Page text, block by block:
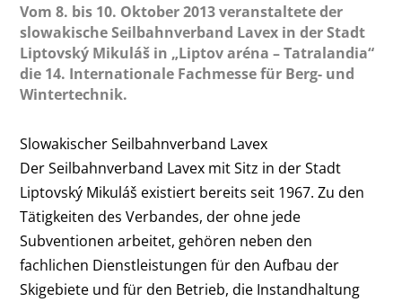
Vom 8. bis 10. Oktober 2013 veranstaltete der
slowakische Seilbahnverband Lavex in der Stadt
Liptovský Mikuláš in „Liptov aréna – Tatralandia“
die 14. Internationale Fachmesse für Berg- und
Wintertechnik.
Slowakischer Seilbahnverband Lavex
Der Seilbahnverband Lavex mit Sitz in der Stadt
Liptovský Mikuláš existiert bereits seit 1967. Zu den
Tätigkeiten des Verbandes, der ohne jede
Subventionen arbeitet, gehören neben den
fachlichen Dienstleistungen für den Aufbau der
Skigebiete und für den Betrieb, die Instandhaltung